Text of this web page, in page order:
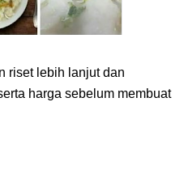
riset lebih lanjut dan
harga sebelum membuat